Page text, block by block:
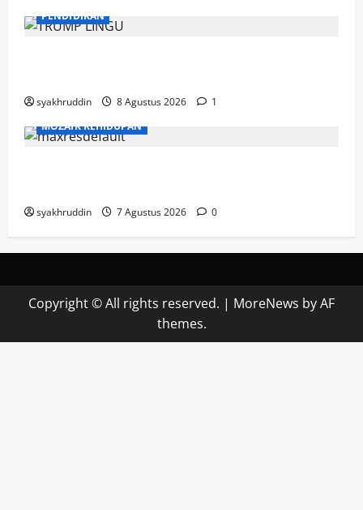
PENDIDIKAN
syakhruddin 8 Agustus 2026
1
MOZAIK KEHIDUPAN
syakhruddin 7 Agustus 2026 0
Copyright © All rights reserved. | MoreNews by AF
themes.